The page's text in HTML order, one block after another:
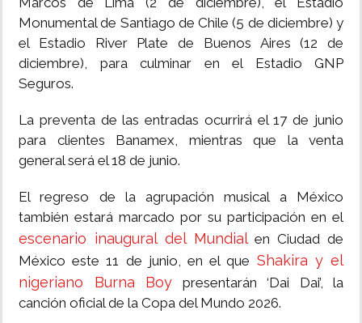
Monumental de Santiago de Chile (5 de diciembre) y
el Estadio River Plate de Buenos Aires (12 de
diciembre), para culminar en el Estadio GNP
Seguros.
La preventa de las entradas ocurrirá el 17 de junio
para clientes Banamex, mientras que la venta
general será el 18 de junio.
El regreso de la agrupación musical a México
también estará marcado por su participación en el
escenario inaugural del Mundialen Ciudad de
México este 11 de junio, en el que Shakira y el
nigeriano Burna Boy presentarán ‘Dai Dai’, la
canción oficial de la Copa del Mundo 2026.